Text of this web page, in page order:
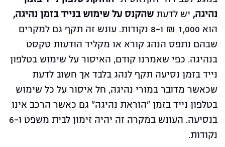
נהיגה, יש לדעת שהקנס על שימוש בנייד בזמן נהיגה,
הוא 1,000 ₪ ו-8 נקודות. עונש זה תקף גם למקרים
שבהם נתפס הנהג קורא או מקליד הודעות טקסט
בנהיגה. כפי שאמרנו קודם, האיסור על שימוש בטלפון
נייד בזמן נסיעה תקף לנהג בלבד אך חשוב לדעת
שכאשר מדובר במורי נהיגה, חל איסור על כל שימוש
בטלפון נייד בזמן "הוראת נהיגה" גם כאשר הרכב אינו
בנסיעה. העונש במקרה זה יהיה זימון לבית משפט ו-6
נקודות.